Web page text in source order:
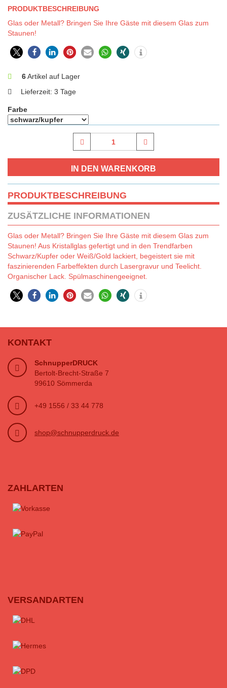
PRODUKTBESCHREIBUNG
Glas oder Metall? Bringen Sie Ihre Gäste mit diesem Glas zum
Staunen!
6Artikel auf Lager
Lieferzeit: 3 Tage
Farbe
PRODUKTBESCHREIBUNG
ZUSÄTZLICHE INFORMATIONEN
Glas oder Metall? Bringen Sie Ihre Gäste mit diesem Glas zum
Staunen! Aus Kristallglas gefertigt und in den Trendfarben
Schwarz/Kupfer oder Weiß/Gold lackiert, begeistert sie mit
faszinierenden Farbeffekten durch Lasergravur und Teelicht.
Organischer Lack. Spülmaschinengeeignet.
KONTAKT
SchnupperDRUCK
Bertolt-Brecht-Straße 7
99610 Sömmerda
+49 1556 / 33 44 778
shop@schnupperdruck.de
ZAHLARTEN
VERSANDARTEN